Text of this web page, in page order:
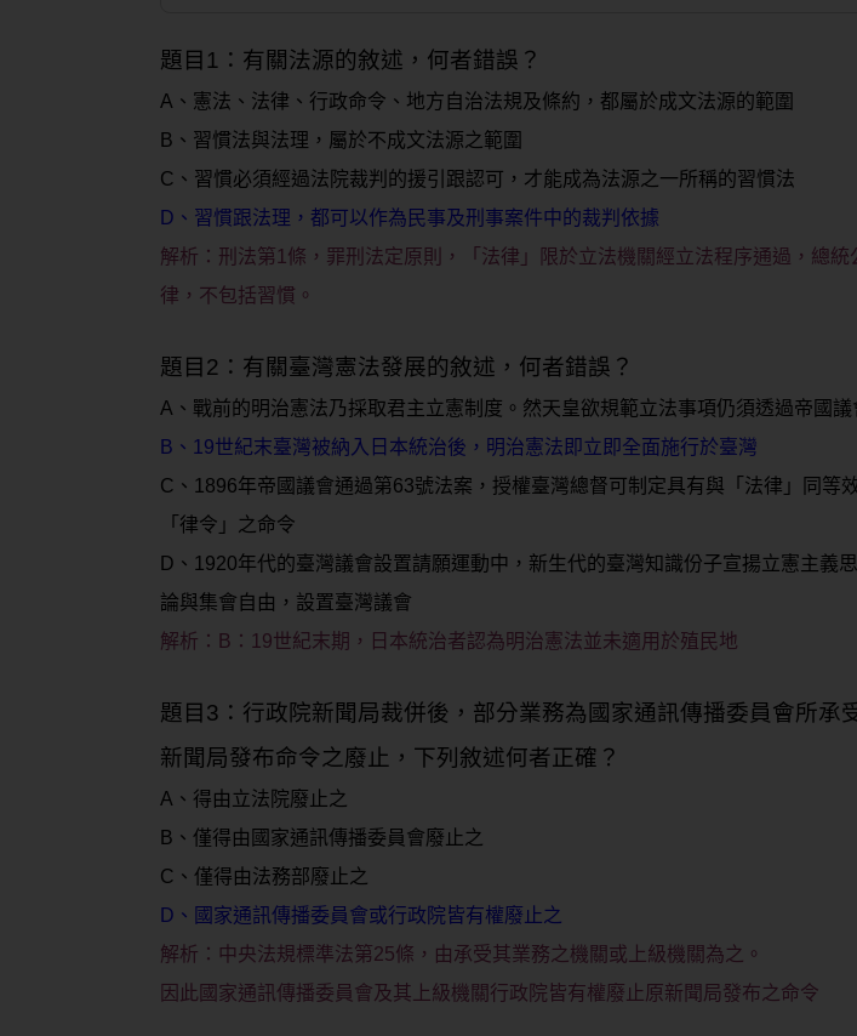
題目1：有關法源的敘述，何者錯誤？
A、憲法、法律、行政命令、地方自治法規及條約，都屬於成文法源的範圍
B、習慣法與法理，屬於不成文法源之範圍
C、習慣必須經過法院裁判的援引跟認可，才能成為法源之一所稱的習慣法
D、習慣跟法理，都可以作為民事及刑事案件中的裁判依據
解析：刑法第1條，罪刑法定原則，「法律」限於立法機關經立法程序通過，總統
律，不包括習慣。
題目2：有關臺灣憲法發展的敘述，何者錯誤？
A、戰前的明治憲法乃採取君主立憲制度。然天皇欲規範立法事項仍須透過帝國議
B、19世紀末臺灣被納入日本統治後，明治憲法即立即全面施行於臺灣
C、1896年帝國議會通過第63號法案，授權臺灣總督可制定具有與「法律」同等
「律令」之命令
D、1920年代的臺灣議會設置請願運動中，新生代的臺灣知識份子宣揚立憲主義
論與集會自由，設置臺灣議會
解析： B：19世紀末期，日本統治者認為明治憲法並未適用於殖民地
題目3：行政院新聞局裁併後，部分業務為國家通訊傳播委員會所承
新聞局發布命令之廢止，下列敘述何者正確？
A、得由立法院廢止之
B、僅得由國家通訊傳播委員會廢止之
C、僅得由法務部廢止之
D、國家通訊傳播委員會或行政院皆有權廢止之
解析： 中央法規標準法第25條，由承受其業務之機關或上級機關為之。
因此國家通訊傳播委員會及其上級機關行政院皆有權廢止原新聞局發布之命令